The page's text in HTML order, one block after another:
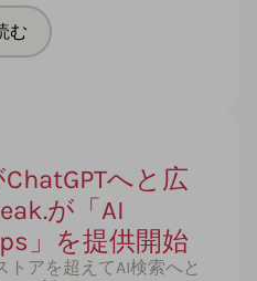
む
へと広
が「AI
」を提供開始
アを超えてAI検索へと